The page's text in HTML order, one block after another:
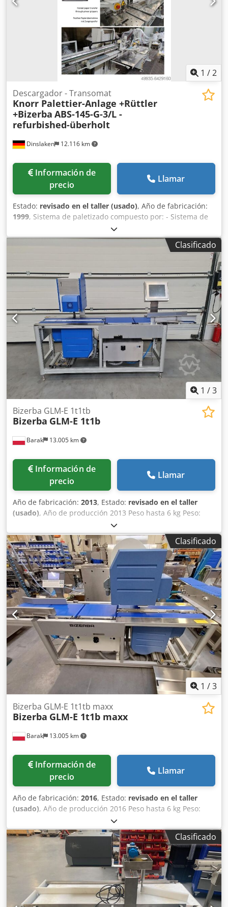
1 /2
Dinslaken 12.116 km
Descargador - Transomat
Knorr Palettier-Anlage +Rüttler
+Bizerba ABS-145-G-3/L -
refurbished-überholt
Información de
precio
Llamar
Estado: revisado en el taller (usado), Año de fabricación:
1999, Sistema de paletizado compuesto por: - Sistema de
apilamiento Knorr con pinza de agarre - Vibrador
automático Knorr con rodillo alisador - Báscula industrial
de conteo de hojas Bizerba ITS Dkedpfx Aehfhtkjhljr
Sistema Knorr para la descarga y el paletizado de pilas de
hojas contadas. El papel se cuenta en la mesa vibratoria
con la báscula de papel Bizerba, se alinea en el vibrador y
se alisa con el rodillo alisador. El sistema de descarga
Knorr agarra las pilas de papel con la pinza de agarre y las
paletiza con precisión en la paleta. El sistema también se
puede utilizar como alternativa para aumentar la eficiencia
en comparación con un elevador de pilas, para la descarga
de su cortadora de alta velocidad, en cuyo caso se coloca a
la izquierda.
Clasificado
1 /3
Barak 13.005 km
Bizerba GLM-E 1t1tb
Bizerba GLM-E 1t1b
Información de
precio
Llamar
Año de fabricación: 2013, Estado: revisado en el taller
(usado), Año de producción 2013 Peso hasta 6 kg Peso:
Máx. 6 kg, Mín. 20 g, e = 1 g Dirección del movimiento L→ R
o R→ L Aplicación de etiquetas: Dkjdpfx Aowdgtfjhlor -
Parte superior (AirJet) - Abajo (AirJet) Dimensiones de la
etiqueta - Ancho hasta 130 mm, longitud de impresión
hasta 104 mm - Longitud hasta 150 mm Terminal táctil a
color GT-12C Longitud del segmento de pesaje: 400 mm
Ancho de cinta 300 mm Tamaño total de la máquina: 200
cm x 80 cm Posibilidad de subir el programa a 13.60 SP.12
Licencias instaladas: - (MAESTRO) : [+] SOFTCONTROL_1
Ofrecemos una garantía de 6 meses para el dispositivo.
Clasificado
1 /3
Barak 13.005 km
Bizerba GLM-E 1t1tb maxx
Bizerba GLM-E 1t1b maxx
Información de
precio
Llamar
Año de fabricación: 2016, Estado: revisado en el taller
(usado), Año de producción 2016 Peso hasta 6 kg Peso:
máx. 6 kilos, mínimo. 20 g, e = 1 g Dirección del
movimiento L→ R o R→ L Etiqueta autoadhesiva: - Parte
superior (AirJet) - Abajo (AirJet) Djdpfx Ahjwdgt Esljkr
Terminal táctil a color GT-12C Longitud del segmento de
pesaje: 400 mm Ancho de cinta 300 mm Tamaño total de la
máquina: 200 cm x 80 cm Posibilidad de subir el programa
a 13.60 SP.12 Licencias instaladas: Superior (MAESTRO): [+]
PUENTE+MC_BUFFER [+] SOFTCONTROL_1 [+] ESTADÍSTICAS
[+] CLASES DE PESO [+] IMPRESIÓN DE PIEZA DE CÓDIGO
Clasificado